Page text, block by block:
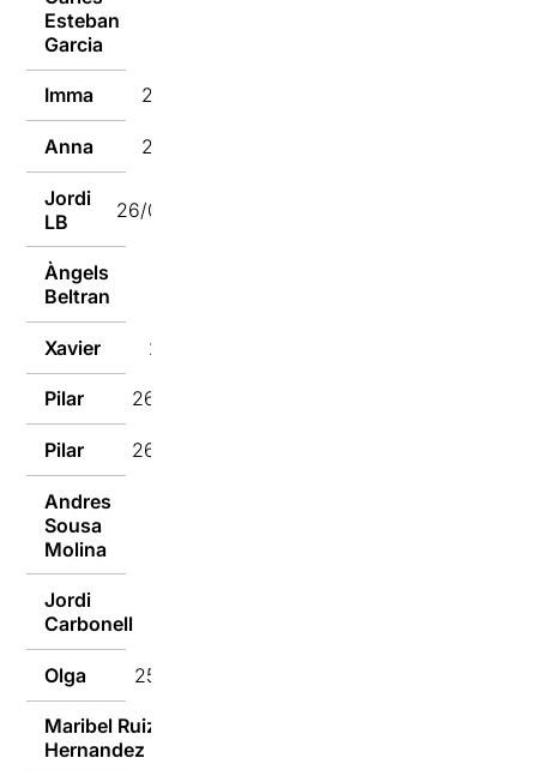
Esteban
Garcia
Imma 26/03/2024
Anna 26/03/2024
Jordi
LB
26/03/2024
Àngels
Beltran
Xavier 26/03/2024
Pilar 26/03/2024
Pilar 26/03/2024
Andres
Sousa
Molina
Jordi
Carbonell
Olga 25/03/2024
Maribel Ruiz
Hernandez